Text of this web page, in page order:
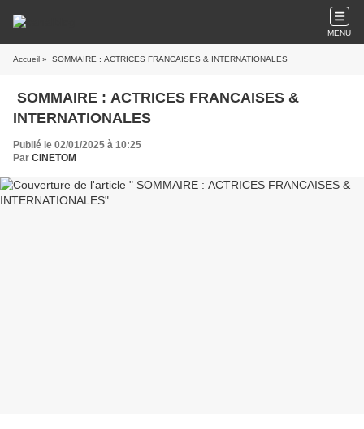
MENU
Accueil » SOMMAIRE : ACTRICES FRANCAISES & INTERNATIONALES
SOMMAIRE : ACTRICES FRANCAISES &
INTERNATIONALES
Publié le 02/01/2025 à 10:25
Par CINETOM